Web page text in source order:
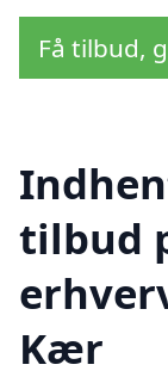
Få tilbud,
tilbud
Kær